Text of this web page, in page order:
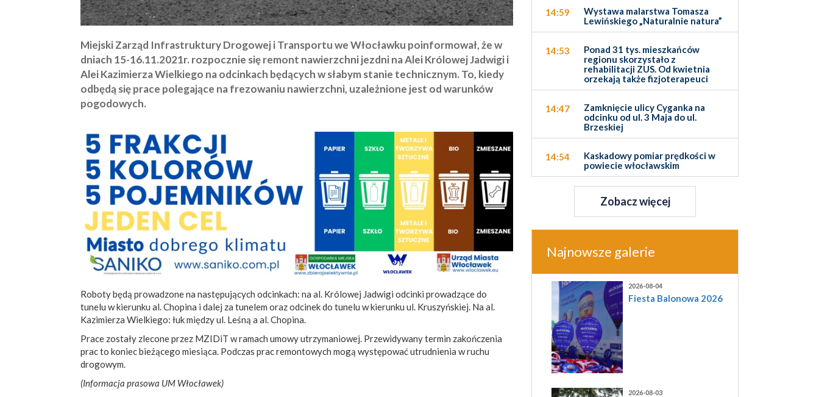
Miejski Zarząd Infrastruktury Drogowej i Transportu we Włocławku poinformował, że w
dniach 15-16.11.2021r. rozpocznie się remont nawierzchni jezdni na Alei Królowej Jadwigi i
Alei Kazimierza Wielkiego na odcinkach będących w słabym stanie technicznym. To, kiedy
odbędą się prace polegające na frezowaniu nawierzchni, uzależnione jest od warunków
pogodowych.
Roboty będą prowadzone na następujących odcinkach: na al. Królowej Jadwigi odcinki prowadzące do
tunelu w kierunku al. Chopina i dalej za tunelem oraz odcinek do tunelu w kierunku ul. Kruszyńskiej. Na al.
Kazimierza Wielkiego: łuk między ul. Leśną a al. Chopina.
Prace zostały zlecone przez MZIDiT w ramach umowy utrzymaniowej. Przewidywany termin zakończenia
prac to koniec bieżącego miesiąca. Podczas prac remontowych mogą występować utrudnienia w ruchu
drogowym.
(Informacja prasowa UM Włocławek)
14:59
Wystawa malarstwa Tomasza
Lewińskiego „Naturalnie natura”
14:53
Ponad 31 tys. mieszkańców
regionu skorzystało z
rehabilitacji ZUS. Od kwietnia
orzekają także fizjoterapeuci
14:47
Zamknięcie ulicy Cyganka na
odcinku od ul. 3 Maja do ul.
Brzeskiej
14:54
Kaskadowy pomiar prędkości w
powiecie włocławskim
Zobacz więcej
Najnowsze galerie
2026-08-04
Fiesta Balonowa 2026
2026-08-03